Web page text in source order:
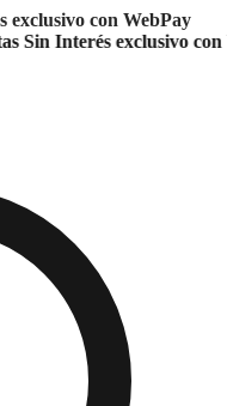
exclusivo con WebPay
Interés exclusivo con